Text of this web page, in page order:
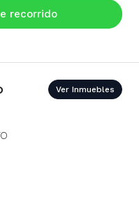
recorrido
Ver Inmuebles